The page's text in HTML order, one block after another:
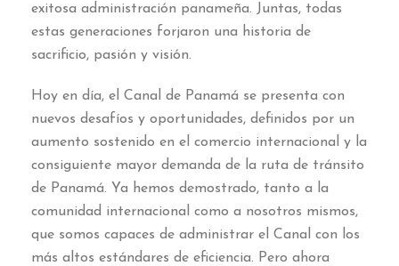
exitosa administración panameña. Juntas, todas
estas generaciones forjaron una historia de
sacrificio, pasión y visión.
Hoy en día, el Canal de Panamá se presenta con
nuevos desafíos y oportunidades, definidos por un
aumento sostenido en el comercio internacional y la
consiguiente mayor demanda de la ruta de tránsito
de Panamá. Ya hemos demostrado, tanto a la
comunidad internacional como a nosotros mismos,
que somos capaces de administrar el Canal con los
más altos estándares de eficiencia. Pero ahora